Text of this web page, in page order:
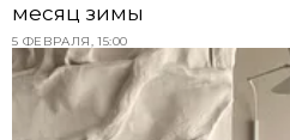
месяц зимы
5 ФЕВРАЛЯ, 15:00